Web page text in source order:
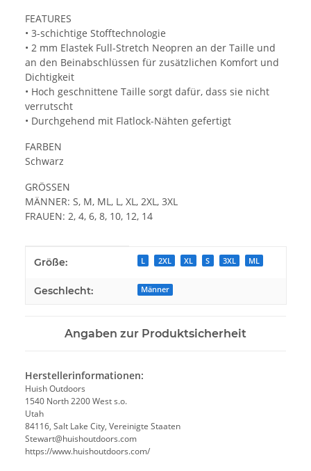
FEATURES
• 3-schichtige Stofftechnologie
• 2 mm Elastek Full-Stretch Neopren an der Taille und
an den Beinabschlüssen für zusätzlichen Komfort und
Dichtigkeit
• Hoch geschnittene Taille sorgt dafür, dass sie nicht
verrutscht
• Durchgehend mit Flatlock-Nähten gefertigt
FARBEN
Schwarz
GRÖSSEN
MÄNNER: S, M, ML, L, XL, 2XL, 3XL
FRAUEN: 2, 4, 6, 8, 10, 12, 14
Produkteigenschaft
Wert
Größe: L 2XL XL S 3XL ML
Geschlecht: Männer
Angaben zur Produktsicherheit
Herstellerinformationen:
Huish Outdoors
1540 North 2200 West s.o.
Utah
84116, Salt Lake City, Vereinigte Staaten
Stewart@huishoutdoors.com
https://www.huishoutdoors.com/